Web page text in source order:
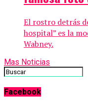
El rostro detrás
hospital” es la
Wabney.
Mas Noticias
Facebook